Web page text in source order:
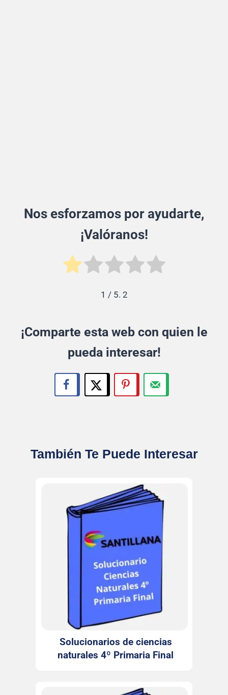
Nos esforzamos por ayudarte,
¡Valóranos!
1 / 5. 2
¡Comparte esta web con quien le
pueda interesar!
También Te Puede Interesar
Solucionarios de ciencias
naturales 4º Primaria Final